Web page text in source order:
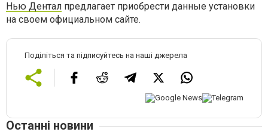
Нью Дентал предлагает приобрести данные установки
на своем официальном сайте.
Поділіться та підписуйтесь на наші джерела
Останні новини